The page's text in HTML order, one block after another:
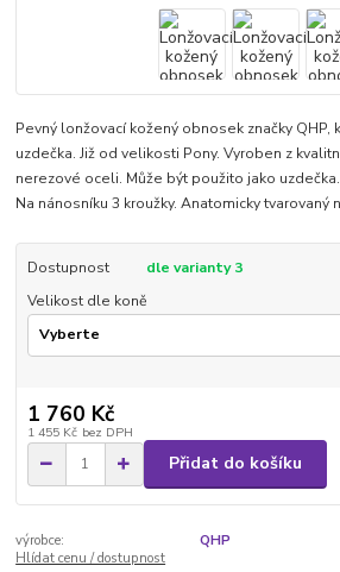
Pevný lonžovací kožený obnosek značky QHP,
uzdečka. Již od velikosti Pony. Vyroben z
nerezové oceli. Může být použito jako
Na nánosníku 3 kroužky. Anatomicky tvarovaný
Dostupnost
dle varianty 3
Velikost dle koně
1 760 Kč
1 455 Kč bez DPH
Přidat do košíku
výrobce:
QHP
Hlídat cenu / dostupnost